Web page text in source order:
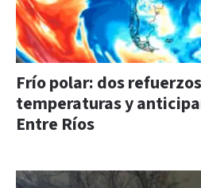
Frío polar: dos
temperaturas y
Entre Ríos